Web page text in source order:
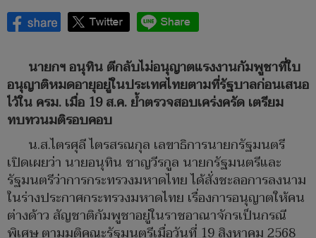
นายกฯ อนุทิน ตีกลับไม่อนุญาตแรงงานกัมพูชาที่ใบ
อนุญาติหมดอายุอยู่ในประเทศไทยตามที่รัฐบาลก่อนเสนอ
ไว้ใน ครม. เมื่อ 19 ส.ค. ย้ำตรวจสอบเคร่งครัด เตรียม
ทบทวนมติรอบคอบ
น.ส.ไตรศุลี ไตรสรณกุล เลขาธิการนายกรัฐมนตรี
เปิดเผยว่า นายอนุทิน ชาญวีรกูล นายกรัฐมนตรีและ
รัฐมนตรีว่าการกระทรวงมหาดไทย ได้สั่งชะลอการลงนาม
ในร่างประกาศกระทรวงมหาดไทย เรื่องการอนุญาตให้คน
ต่างด้าว สัญชาติกัมพูชาอยู่ในราชอาณาจักรเป็นกรณี
พิเศษ ตามมติคณะรัฐมนตรีเมื่อวันที่ 19 สิงหาคม 2568